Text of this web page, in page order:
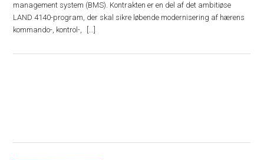
management system (BMS). Kontrakten er en del af det ambitiøse
LAND 4140-program, der skal sikre løbende modernisering af hærens
kommando-, kontrol-,